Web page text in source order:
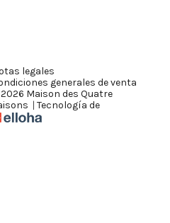
legales
generales de venta
Maison des Quatre
| Tecnología de